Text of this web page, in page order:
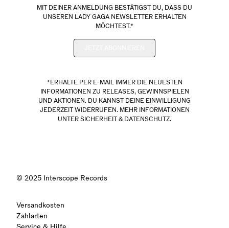
MIT DEINER ANMELDUNG BESTÄTIGST DU, DASS DU
UNSEREN LADY GAGA NEWSLETTER ERHALTEN
MÖCHTEST.*
*ERHALTE PER E-MAIL IMMER DIE NEUESTEN
INFORMATIONEN ZU RELEASES, GEWINNSPIELEN
UND AKTIONEN. DU KANNST DEINE EINWILLIGUNG
JEDERZEIT WIDERRUFEN. MEHR INFORMATIONEN
UNTERSICHERHEIT & DATENSCHUTZ.
Versandkosten
Zahlarten
© 2025 Interscope Records